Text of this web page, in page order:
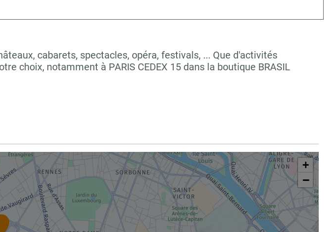
cabarets, spectacles, opéra, festivals, ... Que d'activités
choix, notamment à PARIS CEDEX 15 dans la boutique BRASIL
+
−